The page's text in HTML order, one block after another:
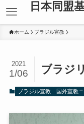
日本同盟
ホーム ブラジル宣教
ブラジ
2021
1/06
ブラジル宣教 国外宣教